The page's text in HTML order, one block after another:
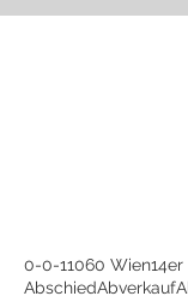
0-0-11060 Wien14er
AbschiedAbverkauf